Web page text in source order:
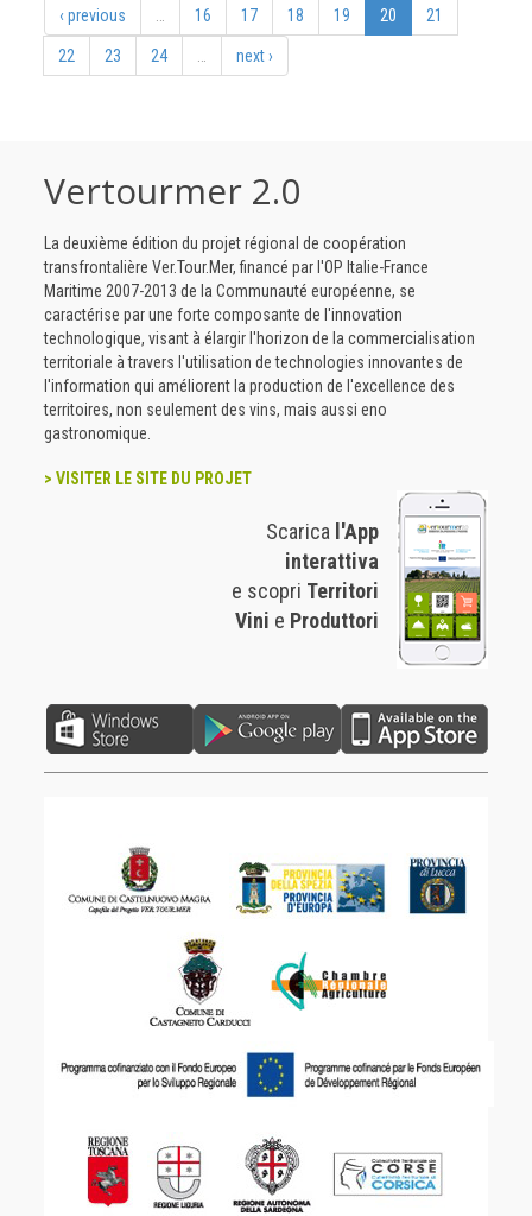
‹ previous … 16 17 18 19 20 21
22 23 24 … next ›
Vertourmer 2.0
La deuxième édition du projet régional de coopération
transfrontalière Ver.Tour.Mer, financé par l'OP Italie-France
Maritime 2007-2013 de la Communauté européenne, se
caractérise par une forte composante de l'innovation
technologique, visant à élargir l'horizon de la commercialisation
territoriale à travers l'utilisation de technologies innovantes de
l'information qui améliorent la production de l'excellence des
territoires, non seulement des vins, mais aussi eno
gastronomique.
> VISITER LE SITE DU PROJET
Scarica l'App
interattiva
e scopri Territori
Vini e Produttori